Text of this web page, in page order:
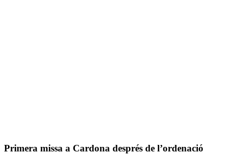
Primera missa a Cardona després de l’ordenació